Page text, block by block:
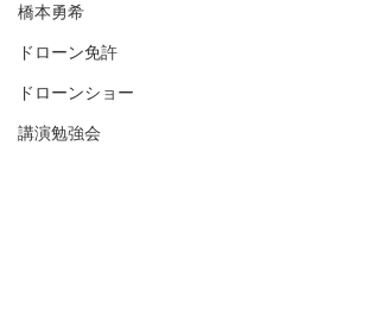
橋本勇希
ドローン免許
ドローンショー
講演勉強会